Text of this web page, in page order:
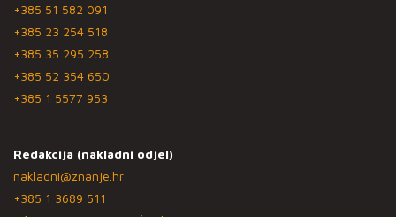
+385 51 582 091
+385 23 254 518
+385 35 295 258
+385 52 354 650
+385 1 5577 953
Redakcija (nakladni odjel)
nakladni@znanje.hr
+385 1 3689 511